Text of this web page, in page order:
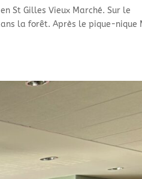
St Gilles Vieux Marché. Sur le
la forêt. Après le pique-nique